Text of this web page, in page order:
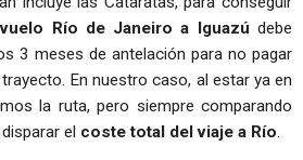
Río de Janeiro a Iguazú debe
3 meses de antelación para no pagar
En nuestro caso, al estar ya en
la ruta, pero siempre comparando
el coste total del viaje a Río.